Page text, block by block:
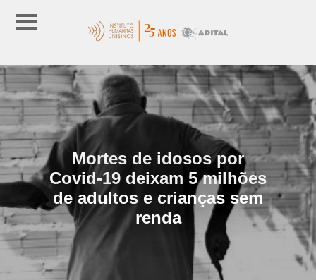
Mortes de idosos por
Covid-19 deixam 5 milhões
de adultos e crianças sem
renda